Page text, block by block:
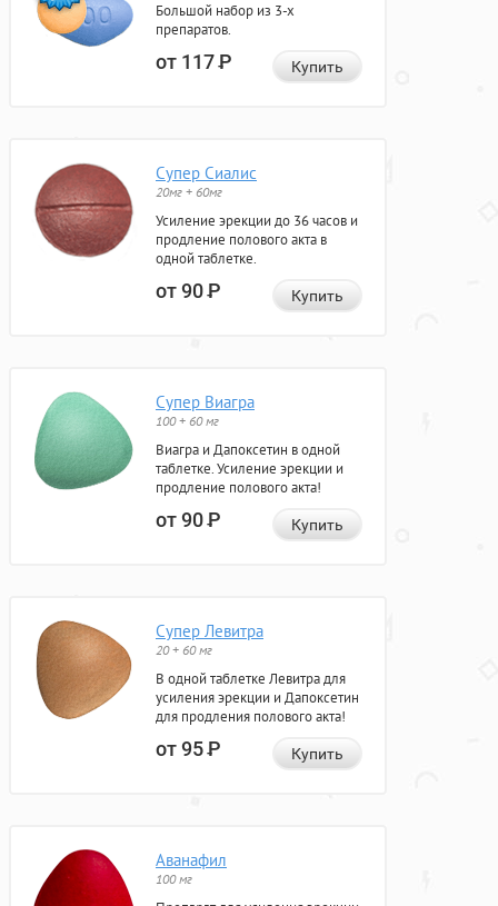
Большой набор из 3-х
препаратов.
от 117Р Купить
Супер Сиалис
20мг + 60мг
Усиление эрекции до 36 часов и
продление полового акта в
одной таблетке.
от 90Р Купить
Супер Виагра
100 + 60 мг
Виагра и Дапоксетин в одной
таблетке. Усиление эрекции и
продление полового акта!
от 90Р Купить
Супер Левитра
20 + 60 мг
В одной таблетке Левитра для
усиления эрекции и Дапоксетин
для продления полового акта!
от 95Р Купить
Аванафил
100 мг